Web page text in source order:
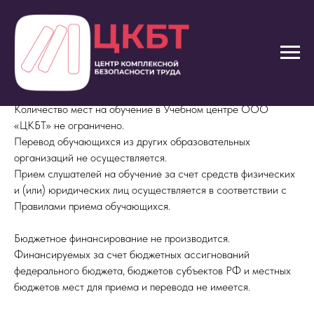
Вакантные места для приема (перевода)
Количество мест на обучение в Учебном центре ООО
«ЦКБТ» не ограничено.
Перевод обучающихся из других образовательных
организаций не осуществляется.
Прием слушателей на обучение за счет средств физических
и (или) юридических лиц осуществляется в соответствии с
Правилами приема обучающихся.
Бюджетное финансирование не производится.
Финансируемых за счет бюджетных ассигнований
федерального бюджета, бюджетов субъектов РФ и местных
бюджетов мест для приема и перевода не имеется.